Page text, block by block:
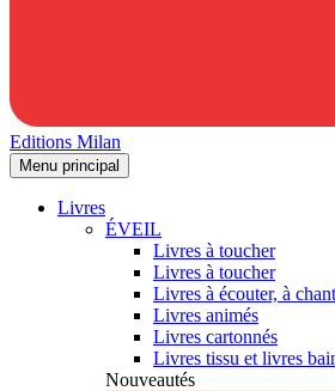
Editions Milan
Menu principal
Livres
ÉVEIL
Livres à toucher
Livres à toucher
Livres à écouter, à
Livres animés
Livres cartonnés
Livres tissu et livres
Nouveautés